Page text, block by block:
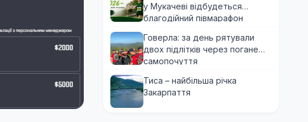
у Мукачеві відбудеться
благодійний півмарафон
Говерла: за день рятували
двох підлітків через погане
самопочуття
Тиса – найбільша річка
Закарпаття